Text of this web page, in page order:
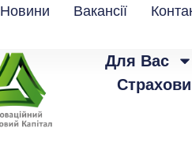
Новини Вакансії
Для Вас